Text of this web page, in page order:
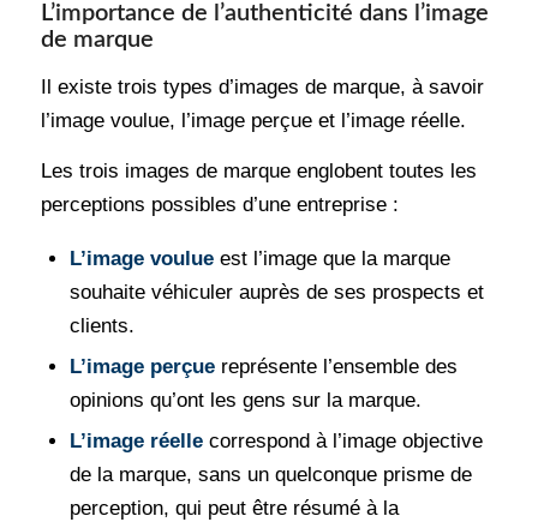
L’importance de l’authenticité dans l’image
de marque
Il existe trois types d’images de marque, à savoir
l’image voulue, l’image perçue et l’image réelle.
Les trois images de marque englobent toutes les
perceptions possibles d’une entreprise :
L’image voulueest l’image que la marque
souhaite véhiculer auprès de ses prospects et
clients.
L’image perçuereprésente l’ensemble des
opinions qu’ont les gens sur la marque.
L’image réellecorrespond à l’image objective
de la marque, sans un quelconque prisme de
perception, qui peut être résumé à la